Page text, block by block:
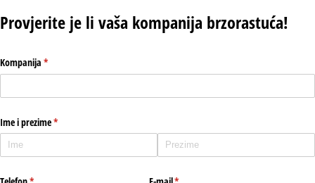
Provjerite je li vaša kompanija brzorastuća!
Kompanija *
(potreban upis)
Ime i prezime*
(potreban upis)